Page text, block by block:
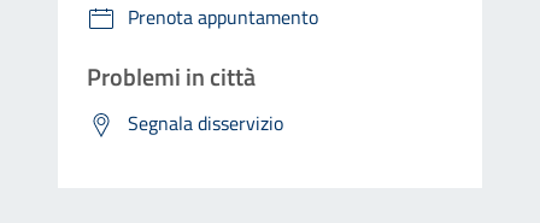
Prenota appuntamento
Problemi in città
Segnala disservizio